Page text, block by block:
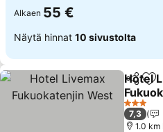
Alkaen 55 €
Näytä hinnat 10 sivustolta
Jaa
Hotel
3
7,3
1.0